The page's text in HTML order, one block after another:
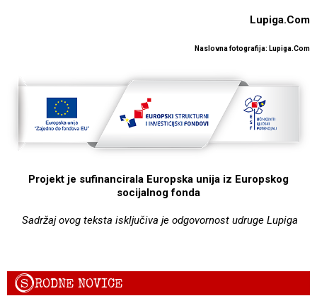
Lupiga.Com
Naslovna fotografija: Lupiga.Com
Projekt je sufinancirala Europska unija iz Europskog
socijalnog fonda
Sadržaj ovog teksta isključiva je odgovornost udruge Lupiga
SRODNE NOVICE